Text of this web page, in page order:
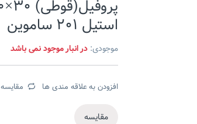
استیل ۲۰۱ ساموین
موجودی: در انبار موجود نمی باشد
افزودن به علاقه مندی ها مقایسه
مقایسه